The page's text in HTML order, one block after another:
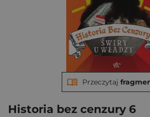
Historia bez cenzury 6
Przeczytaj